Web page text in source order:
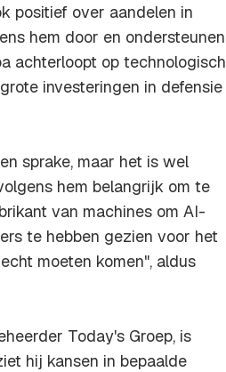
positief over aandelen in
hem door en ondersteunen
achterloopt op technologisch
investeringen in defensie
sprake, maar het is wel
hem belangrijk om te
van machines om AI-
te hebben gezien voor het
moeten komen", aldus
Today's Groep, is
hij kansen in bepaalde